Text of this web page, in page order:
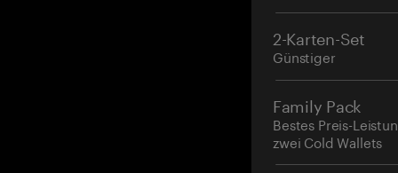
2-Karten-Set
Günstiger
Family Pack
Bestes Preis-
zwei Cold Wallets